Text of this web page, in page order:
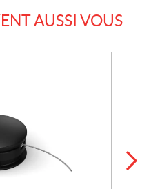
AUSSI VOUS